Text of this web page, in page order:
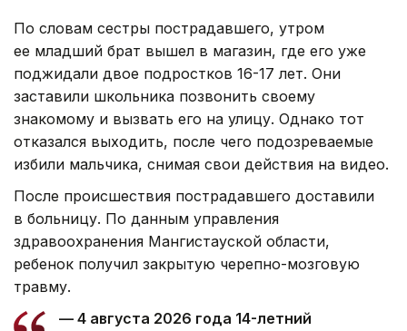
По словам сестры пострадавшего, утром
ее младший брат вышел в магазин, где его уже
поджидали двое подростков 16-17 лет. Они
заставили школьника позвонить своему
знакомому и вызвать его на улицу. Однако тот
отказался выходить, после чего подозреваемые
избили мальчика, снимая свои действия на видео.
После происшествия пострадавшего доставили
в больницу. По данным управления
здравоохранения Мангистауской области,
ребенок получил закрытую черепно-мозговую
травму.
— 4 августа 2026 года 14-летний